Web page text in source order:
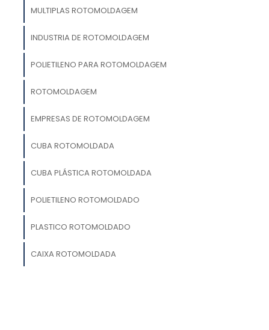
MULTIPLAS ROTOMOLDAGEM
INDUSTRIA DE ROTOMOLDAGEM
POLIETILENO PARA ROTOMOLDAGEM
ROTOMOLDAGEM
EMPRESAS DE ROTOMOLDAGEM
CUBA ROTOMOLDADA
CUBA PLÁSTICA ROTOMOLDADA
POLIETILENO ROTOMOLDADO
PLASTICO ROTOMOLDADO
CAIXA ROTOMOLDADA